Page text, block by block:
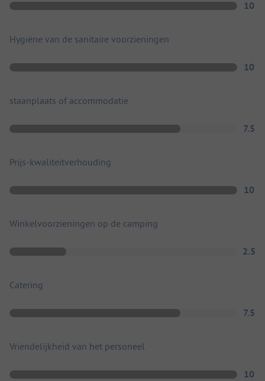
10
Hygiëne van de sanitaire voorzieningen
10
staanplaats of accommodatie
7.5
Prijs-kwaliteitverhouding
10
Winkelvoorzieningen op de camping
2.5
Catering
7.5
Vriendelijkheid van het personeel
10